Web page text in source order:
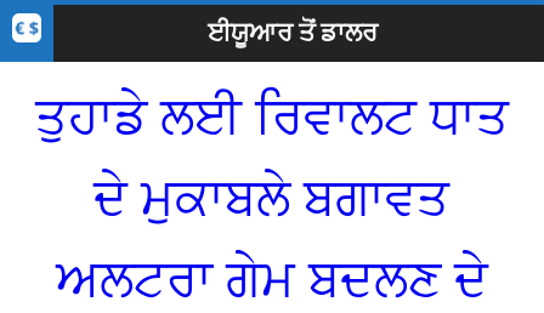
ਈਯੂਆਰ ਤੋਂ ਡਾਲਰ
ਤੁਹਾਡੇ ਲਈ ਰਿਵਾਲਟ ਧਾਤ
ਦੇ ਮੁਕਾਬਲੇ ਬਗਾਵਤ
ਅਲਟਰਾ ਗੇਮ ਬਦਲਣ ਦੇ